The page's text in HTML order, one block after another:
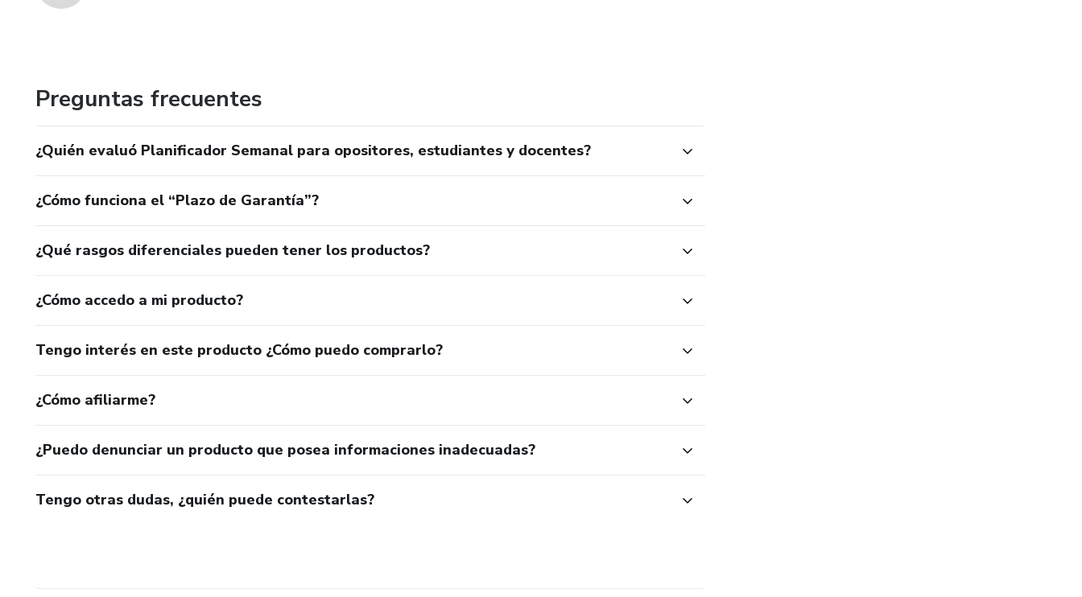
📄 PDF horizontal (ideal para imprimir)
📊 Excel editable horizontal
📊 Excel editable vertical
Ideal para
- Estudiantes que necesitan organizar su estudio
compra.
Preguntas frecuentes
¿Quién evaluó Planificador Semanal para opositores, estudiantes y docentes?
¿Cómo funciona el “Plazo de Garantía”?
¿Qué rasgos diferenciales pueden tener los productos?
¿Cómo accedo a mi producto?
Tengo interés en este producto ¿Cómo puedo comprarlo?
¿Cómo afiliarme?
¿Puedo denunciar un producto que posea informaciones inadecuadas?
Tengo otras dudas, ¿quién puede contestarlas?